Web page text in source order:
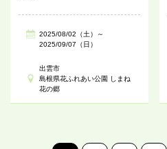
2025/08/02（土）～
2025/09/07（日）
出雲市
島根県花ふれあい公園 しまね
花の郷